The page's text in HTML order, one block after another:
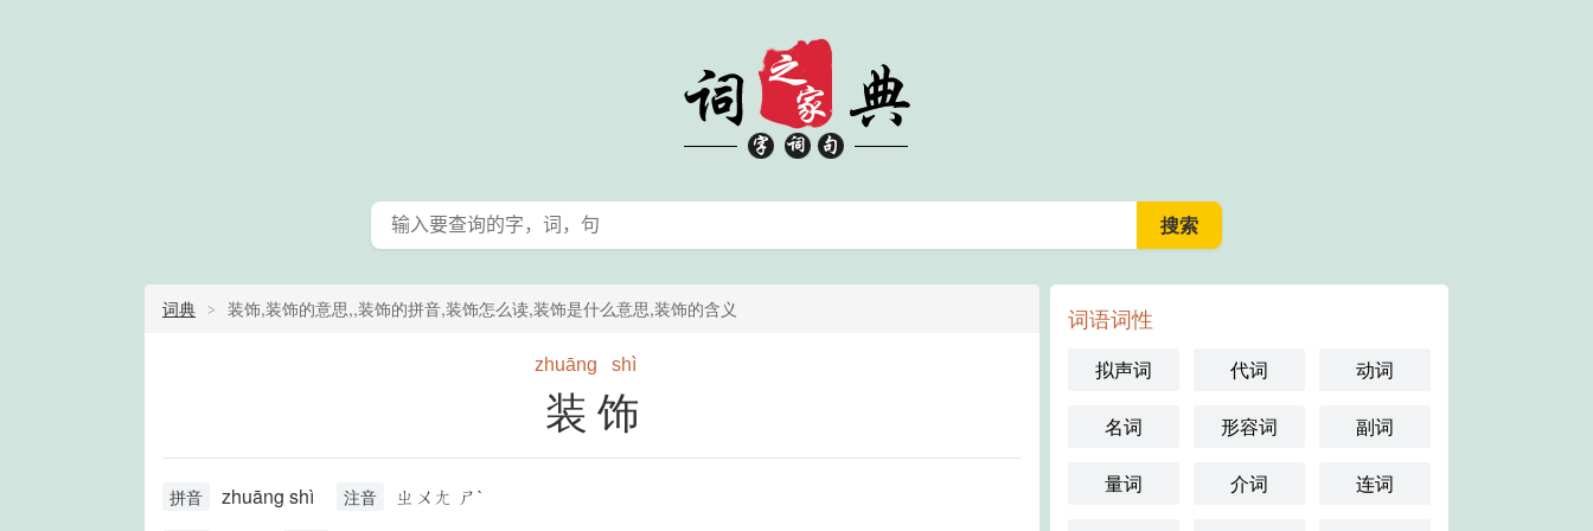
词典 装饰,装饰的意思,,装饰的拼音,装饰怎么读,装饰是什么意思,装饰的含义
zhuāng shì
装饰
拼音 zhuāng shì 注音 ㄓㄨㄤ ㄕˋ
词语词性
拟声词 代词 动词
名词 形容词 副词
量词 介词 连词